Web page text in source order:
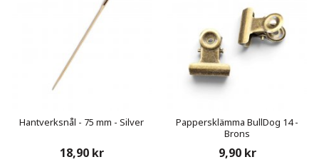
Hantverksnål - 75 mm - Silver
18,90 kr
Pappersklämma BullDog 14 -
Brons
9,90 kr